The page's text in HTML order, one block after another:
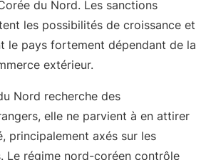
du Nord. Les sanctions
les possibilités de croissance et
le pays fortement dépendant de la
extérieur.
Nord recherche des
elle ne parvient à en attirer
principalement axés sur les
Le régime nord-coréen contrôle